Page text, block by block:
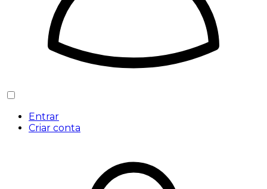
Entrar
Criar conta